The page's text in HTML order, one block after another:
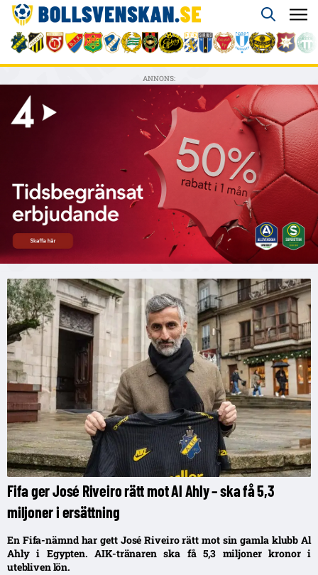
ANNONS:
Fifa ger José Riveiro rätt mot Al Ahly – ska få 5,3
miljoner i ersättning
En Fifa-nämnd har gett José Riveiro rätt mot sin gamla klubb Al
Ahly i Egypten. AIK-tränaren ska få 5,3 miljoner kronor i
utebliven lön.